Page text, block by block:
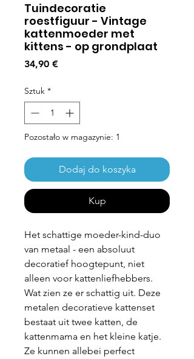
Tuindecoratie
roestfiguur - Vintage
kattenmoeder met
kittens - op grondplaat
34,90 €Cena
Sztuk *
Pozostało w magazynie: 1
Dodaj do koszyka
Kup
Het schattige moeder-kind-duo
van metaal - een absoluut
decoratief hoogtepunt, niet
alleen voor kattenliefhebbers.
Wat zien ze er schattig uit. Deze
metalen decoratieve kattenset
bestaat uit twee katten, de
kattenmama en het kleine katje.
Ze kunnen allebei perfect